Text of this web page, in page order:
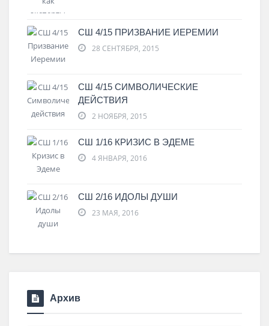
СШ 4/15 ПРИЗВАНИЕ ИЕРЕМИИ
28 СЕНТЯБРЯ, 2015
СШ 4/15 СИМВОЛИЧЕСКИЕ
ДЕЙСТВИЯ
2 НОЯБРЯ, 2015
СШ 1/16 КРИЗИС В ЭДЕМЕ
4 ЯНВАРЯ, 2016
СШ 2/16 ИДОЛЫ ДУШИ
23 МАЯ, 2016
Архив